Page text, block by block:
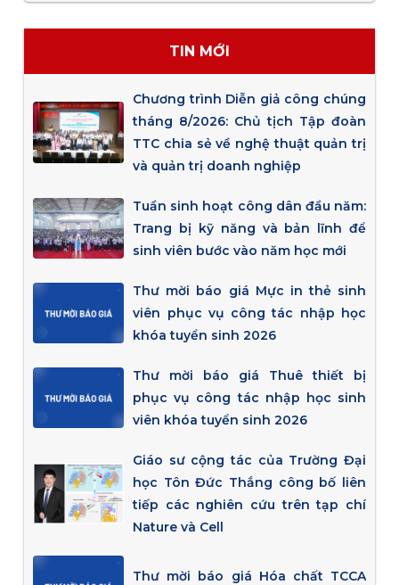
TIN MỚI
Chương trình Diễn giả công chúng
tháng 8/2026: Chủ tịch Tập đoàn
TTC chia sẻ về nghệ thuật quản trị
và quản trị doanh nghiệp
Tuần sinh hoạt công dân đầu năm:
Trang bị kỹ năng và bản lĩnh để
sinh viên bước vào năm học mới
Thư mời báo giá Mực in thẻ sinh
viên phục vụ công tác nhập học
khóa tuyển sinh 2026
Thư mời báo giá Thuê thiết bị
phục vụ công tác nhập học sinh
viên khóa tuyển sinh 2026
Giáo sư cộng tác của Trường Đại
học Tôn Đức Thắng công bố liên
tiếp các nghiên cứu trên tạp chí
Nature và Cell
Thư mời báo giá Hóa chất TCCA